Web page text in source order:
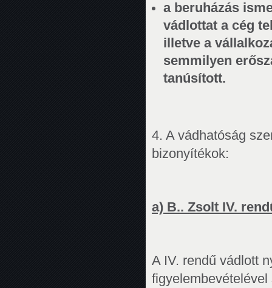
a beruházás
vádlottat a cég
illetve a
semmilyen
tanúsított.
4. A vádhatóság
bizonyítékok:
a) B.. Zsolt IV.
A IV. rendű vádlott